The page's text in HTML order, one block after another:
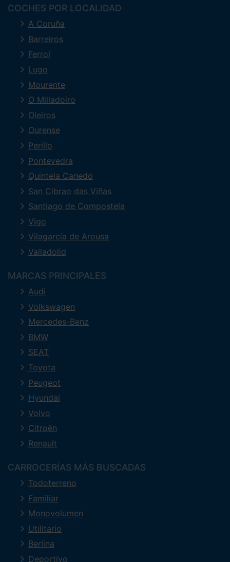
COCHES POR LOCALIDAD
A Coruña
Barreiros
Ferrol
Lugo
Mourente
O Milladoiro
Oleiros
Ourense
Perillo
Pontevedra
Quintela Canedo
San Cibrao das Viñas
Santiago de Compostela
Vigo
Vilagarcía de Arousa
Valladolid
MARCAS PRINCIPALES
Audi
Volkswagen
Mercedes-Benz
BMW
SEAT
Toyota
Peugeot
Hyundai
Volvo
Citroën
Renault
CARROCERÍAS MÁS BUSCADAS
Todoterreno
Familiar
Monovolumen
Utilitario
Berlina
Deportivo